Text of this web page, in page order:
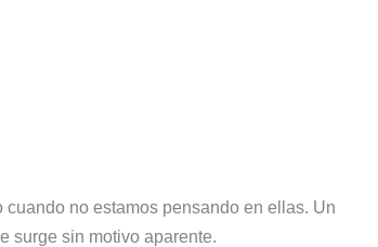
no estamos pensando en ellas. Un
surge sin motivo aparente.